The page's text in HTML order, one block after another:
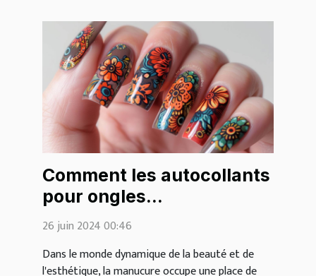
Comment les autocollants
pour ongles
révolutionnent la
manucure moderne
26 juin 2024 00:46
Dans le monde dynamique de la beauté et de
l'esthétique, la manucure occupe une place de